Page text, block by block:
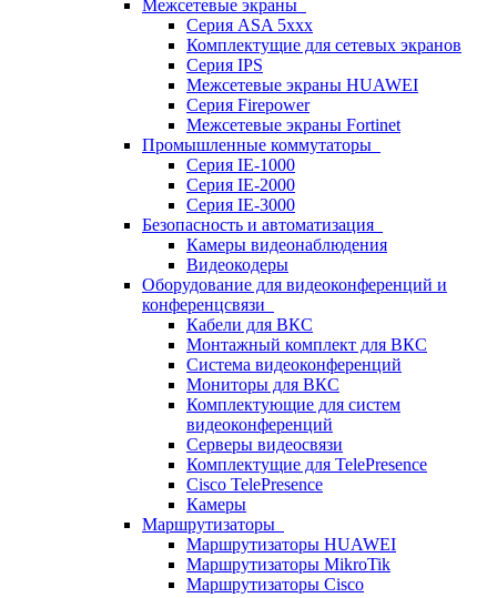
Межсетевые экраны
Серия ASA 5xxx
Комплектущие для сетевых экранов
Серия IPS
Межсетевые экраны HUAWEI
Серия Firepower
Межсетевые экраны Fortinet
Промышленные коммутаторы
Серия IE-1000
Серия IE-2000
Серия IE-3000
Безопасность и автоматизация
Камеры видеонаблюдения
Видеокодеры
Оборудование для видеоконференций и
конференцсвязи
Кабели для ВКС
Монтажный комплект для ВКС
Система видеоконференций
Мониторы для ВКС
Комплектующие для систем
видеоконференций
Серверы видеосвязи
Комплектущие для TelePresence
Cisco TelePresence
Камеры
Маршрутизаторы
Маршрутизаторы HUAWEI
Маршрутизаторы MikroTik
Маршрутизаторы Cisco